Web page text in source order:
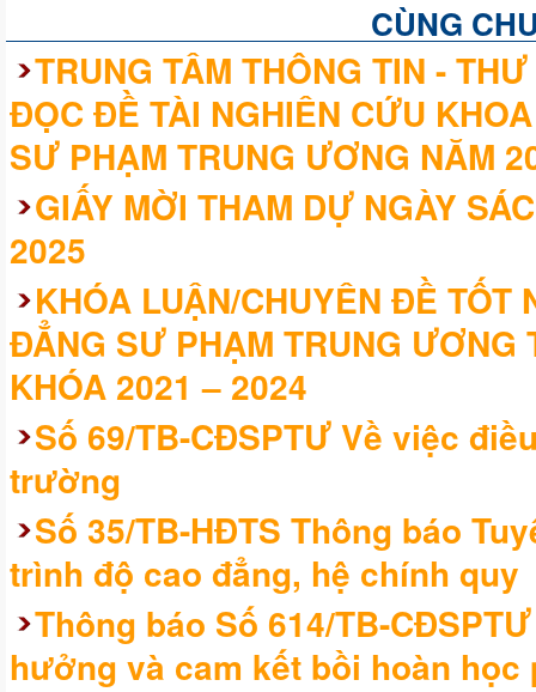
CÙNG
TRUNG TÂM THÔNG TIN -
ĐỌC ĐỀ TÀI NGHIÊN CỨU
SƯ PHẠM TRUNG ƯƠNG NĂM
GIẤY MỜI THAM DỰ NGÀY
2025
KHÓA LUẬN/CHUYÊN ĐỀ TỐT
ĐẲNG SƯ PHẠM TRUNG ƯƠNG
KHÓA 2021 – 2024
Số 69/TB-CĐSPTƯ Về việc
trường
Số 35/TB-HĐTS Thông báo
trình độ cao đẳng, hệ chính quy
Thông báo Số 614/TB-
hưởng và cam kết bồi hoàn